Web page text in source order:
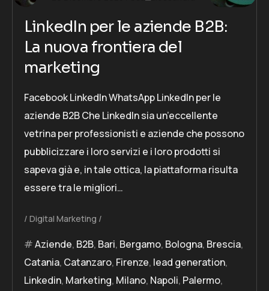
LinkedIn per le aziende B2B:
La nuova frontiera del
marketing
Facebook LinkedIn WhatsApp LinkedIn per le
aziende B2B Che LinkedIn sia un’eccellente
vetrina per professionisti e aziende che possono
pubblicizzare i loro servizi e i loro prodotti si
sapeva già e, in tale ottica, la piattaforma risulta
essere tra le migliori…
Digital Marketing
Aziende, B2B, Bari, Bergamo, Bologna, Brescia,
Catania, Catanzaro, Firenze, lead generation,
Linkedin, Marketing, Milano, Napoli, Palermo,